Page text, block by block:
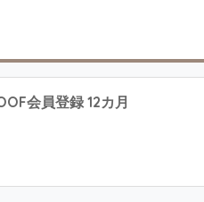
会員登録 12カ月